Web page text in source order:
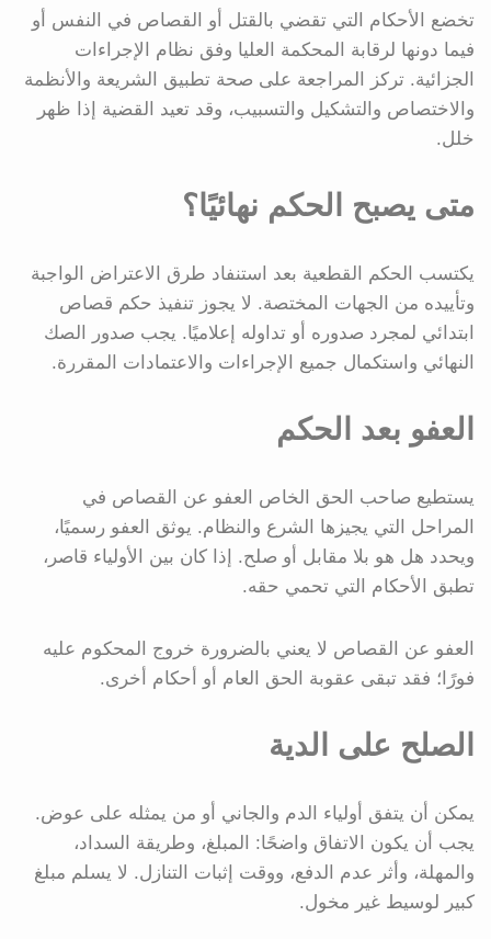
تخضع الأحكام التي تقضي بالقتل أو القصاص في النفس أو
فيما دونها لرقابة المحكمة العليا وفق نظام الإجراءات
الجزائية. تركز المراجعة على صحة تطبيق الشريعة والأنظمة
والاختصاص والتشكيل والتسبيب، وقد تعيد القضية إذا ظهر
خلل.
متى يصبح الحكم نهائيًا؟
يكتسب الحكم القطعية بعد استنفاد طرق الاعتراض الواجبة
وتأييده من الجهات المختصة. لا يجوز تنفيذ حكم قصاص
ابتدائي لمجرد صدوره أو تداوله إعلاميًا. يجب صدور الصك
النهائي واستكمال جميع الإجراءات والاعتمادات المقررة.
العفو بعد الحكم
يستطيع صاحب الحق الخاص العفو عن القصاص في
المراحل التي يجيزها الشرع والنظام. يوثق العفو رسميًا،
ويحدد هل هو بلا مقابل أو صلح. إذا كان بين الأولياء قاصر،
تطبق الأحكام التي تحمي حقه.
العفو عن القصاص لا يعني بالضرورة خروج المحكوم عليه
فورًا؛ فقد تبقى عقوبة الحق العام أو أحكام أخرى.
الصلح على الدية
يمكن أن يتفق أولياء الدم والجاني أو من يمثله على عوض.
يجب أن يكون الاتفاق واضحًا: المبلغ، وطريقة السداد،
والمهلة، وأثر عدم الدفع، ووقت إثبات التنازل. لا يسلم مبلغ
كبير لوسيط غير مخول.